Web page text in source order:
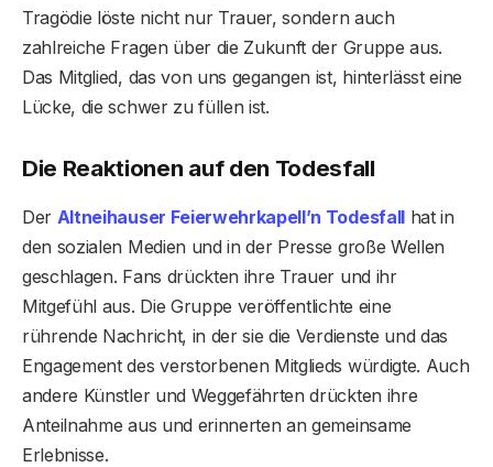
Tragödie löste nicht nur Trauer, sondern auch
zahlreiche Fragen über die Zukunft der Gruppe aus.
Das Mitglied, das von uns gegangen ist, hinterlässt eine
Lücke, die schwer zu füllen ist.
Die Reaktionen auf den Todesfall
Der Altneihauser Feierwehrkapell’n Todesfallhat in
den sozialen Medien und in der Presse große Wellen
geschlagen. Fans drückten ihre Trauer und ihr
Mitgefühl aus. Die Gruppe veröffentlichte eine
rührende Nachricht, in der sie die Verdienste und das
Engagement des verstorbenen Mitglieds würdigte. Auch
andere Künstler und Weggefährten drückten ihre
Anteilnahme aus und erinnerten an gemeinsame
Erlebnisse.